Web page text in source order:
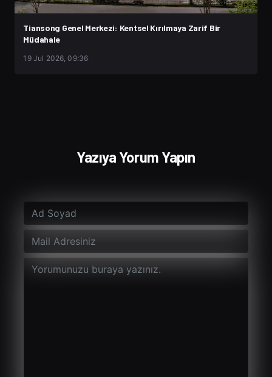
Tiansong Genel Merkezi: Kentsel Kırılmaya Zarif Bir
Müdahale
19 Jul 2026, 09:36
Yazıya Yorum Yapın